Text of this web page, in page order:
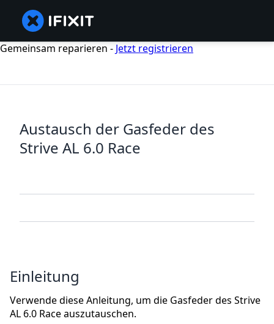
Gemeinsam reparieren - Jetzt registrieren
Austausch der Gasfeder des
Strive AL 6.0 Race
Einleitung
Verwende diese Anleitung, um die Gasfeder des Strive
AL 6.0 Race auszutauschen.